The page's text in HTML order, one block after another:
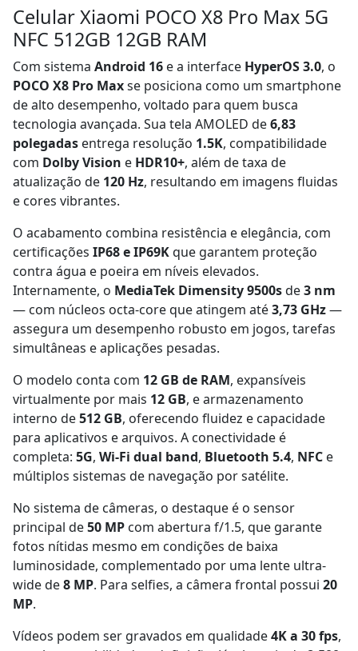
Celular Xiaomi POCO X8 Pro Max 5G
NFC 512GB 12GB RAM
Com sistema Android 16 e a interface HyperOS 3.0, o
POCO X8 Pro Maxse posiciona como um smartphone
de alto desempenho, voltado para quem busca
tecnologia avançada. Sua tela AMOLED de6,83
polegadas entrega resolução 1.5K, compatibilidade
com Dolby Vision e HDR10+, além de taxa de
atualização de 120 Hz, resultando em imagens fluidas
e cores vibrantes.
O acabamento combina resistência e elegância, com
certificações IP68 e IP69Kque garantem proteção
contra água e poeira em níveis elevados.
Internamente, o MediaTek Dimensity 9500sde3 nm
— com núcleos octa-core que atingem até3,73 GHz—
assegura um desempenho robusto em jogos, tarefas
simultâneas e aplicações pesadas.
O modelo conta com 12 GB de RAM, expansíveis
virtualmente por mais 12 GB, e armazenamento
interno de512 GB, oferecendo fluidez e capacidade
para aplicativos e arquivos. A conectividade é
completa: 5G, Wi-Fi dual band, Bluetooth 5.4, NFC e
múltiplos sistemas de navegação por satélite.
No sistema de câmeras, o destaque é o sensor
principal de50 MP com abertura f/1.5, que garante
fotos nítidas mesmo em condições de baixa
luminosidade, complementado por uma lente ultra-
wide de8 MP. Para selfies, a câmera frontal possui 20
MP.
Vídeos podem ser gravados em qualidade4K a 30 fps,